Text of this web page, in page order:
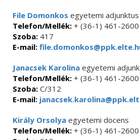
File Domonkos egyetemi adjunktus
Telefon/Mellék: + (36-1) 461-
Szoba: 417
E-mail:
Janacsek Karolina egyetemi
Telefon/Mellék: + (36-1) 461-
Szoba: C/312
E-mail:
Király Orsolya egyetemi docens
Telefon/Mellék: + (36-1) 461-2600